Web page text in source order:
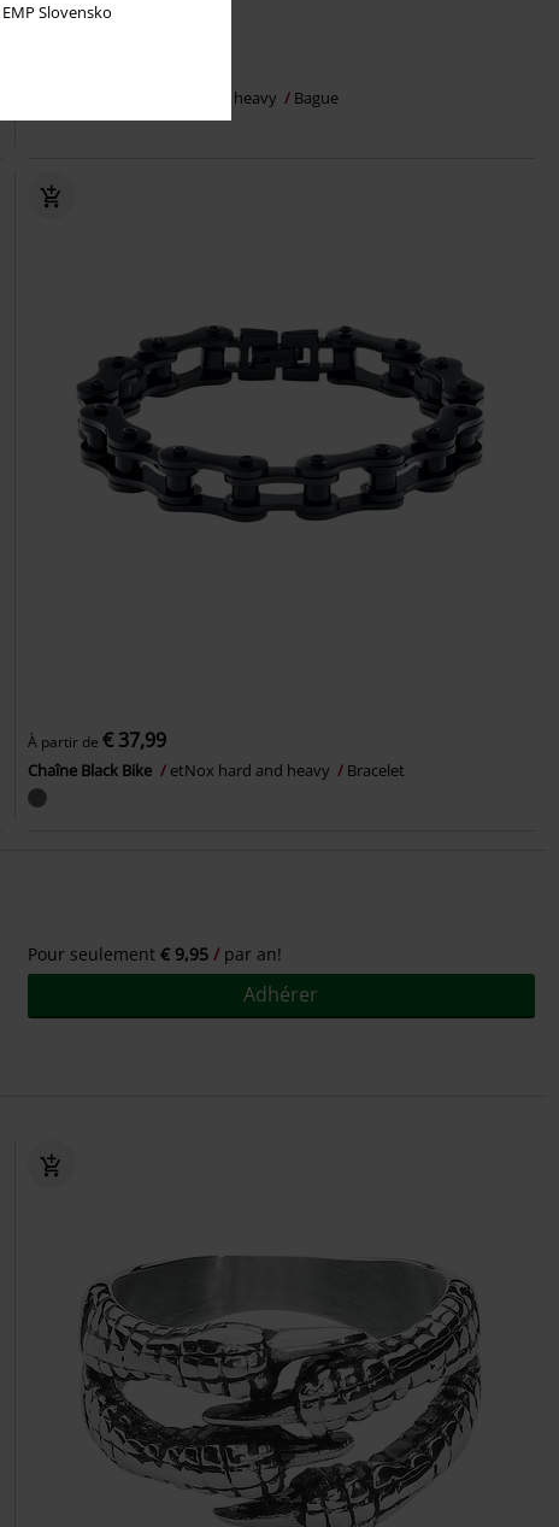
EMP Slovensko
-25 %
etNox hard and heavy Bague
À partir de € 37,99
Chaîne Black Bike etNox hard and heavy Bracelet
Pour seulement € 9,95 par an!
Adhérer